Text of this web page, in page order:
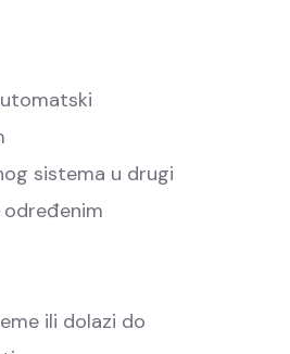
sistema u drugi
ili dolazi do